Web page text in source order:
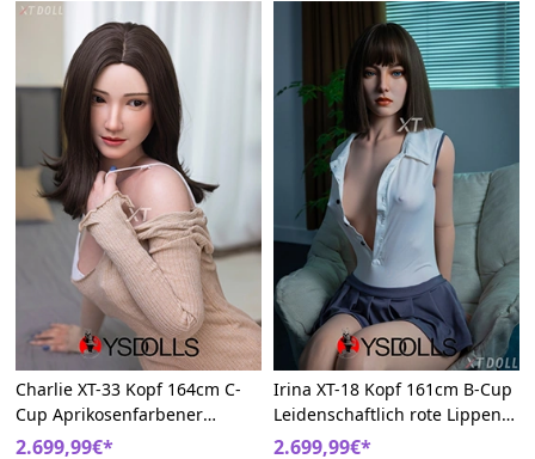
Charlie XT-33 Kopf 164cm C-
Cup Aprikosenfarbener
Strickrock XT Silikon
2.699,99€*
Irina XT-18 Kopf 161cm B-Cup
Leidenschaftlich rote Lippen
Silikon XT Sexy Sexpuppen
2.699,99€*